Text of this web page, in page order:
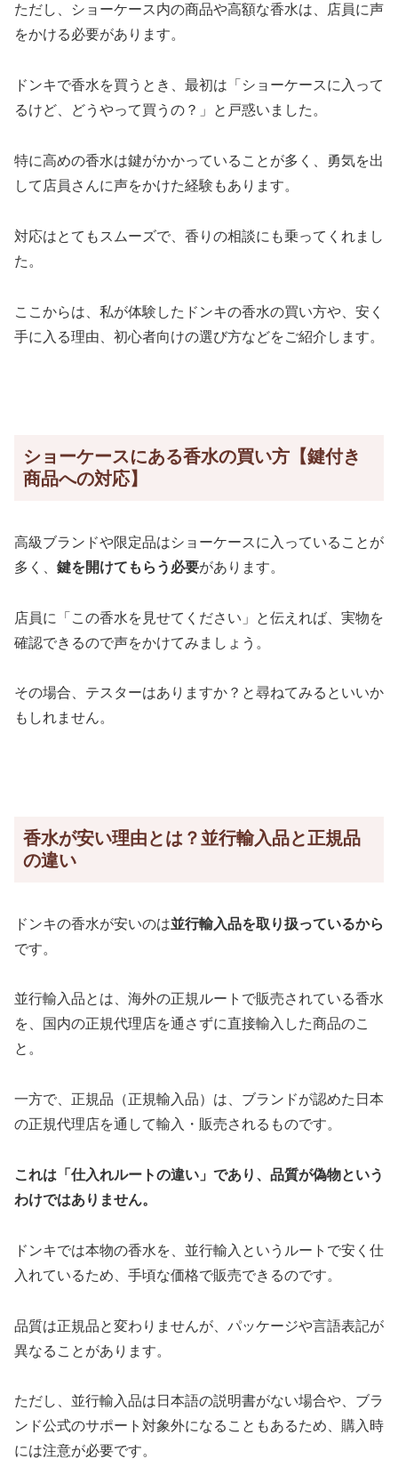
ただし、ショーケース内の商品や高額な香水は、店員に声
をかける必要があります。
ドンキで香水を買うとき、最初は「ショーケースに入って
るけど、どうやって買うの？」と戸惑いました。
特に高めの香水は鍵がかかっていることが多く、勇気を出
して店員さんに声をかけた経験もあります。
対応はとてもスムーズで、香りの相談にも乗ってくれまし
た。
ここからは、私が体験したドンキの香水の買い方や、安く
手に入る理由、初心者向けの選び方などをご紹介します。
ショーケースにある香水の買い方【鍵付き
商品への対応】
高級ブランドや限定品はショーケースに入っていることが
多く、 鍵を開けてもらう必要があります。
店員に「この香水を見せてください」と伝えれば、実物を
確認できるので声をかけてみましょう。
その場合、テスターはありますか？と尋ねてみるといいか
もしれません。
香水が安い理由とは？並行輸入品と正規品
の違い
ドンキの香水が安いのは並行輸入品を取り扱っているから
です。
並行輸入品とは、海外の正規ルートで販売されている香水
を、国内の正規代理店を通さずに直接輸入した商品のこ
と。
一方で、正規品（正規輸入品）は、ブランドが認めた日本
の正規代理店を通して輸入・販売されるものです。
これは「仕入れルートの違い」であり、品質が偽物という
わけではありません。
ドンキでは本物の香水を、並行輸入というルートで安く仕
入れているため、手頃な価格で販売できるのです。
品質は正規品と変わりませんが、パッケージや言語表記が
異なることがあります。
ただし、並行輸入品は日本語の説明書がない場合や、ブラ
ンド公式のサポート対象外になることもあるため、購入時
には注意が必要です。